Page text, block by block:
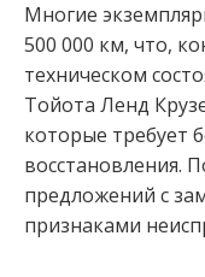
Многие
500 000 км, что,
техническом
Тойота Ленд
которые требует
восстановления.
предложений с
признаками